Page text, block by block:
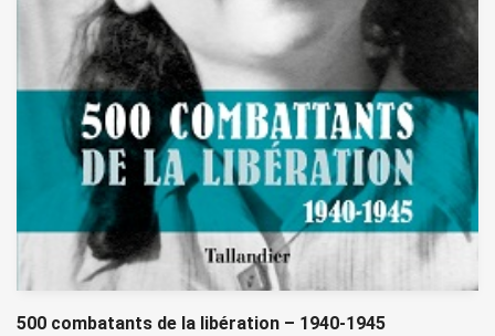
500 combatants de la libération – 1940-1945